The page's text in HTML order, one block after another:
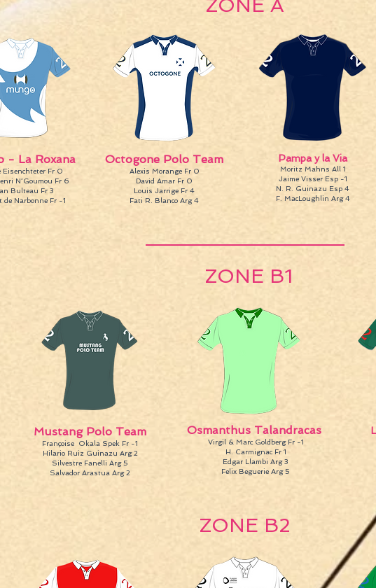
ZONE A
- La Roxana
Eisenchteter Fr 0
N‘Goumou Fr 6
Bulteau Fr 3
de Narbonne Fr -1
Octogone Polo Team
Alexis Morange Fr 0
David Amar Fr 0
Louis Jarrige Fr 4
Fati R. Blanco Arg 4
Pampa y la Via
Moritz Mahns All 1
Jaime Visser Esp -1
N. R. Guinazu Esp 4
F. MacLoughlin Arg 4
ZONE B1
Mustang Polo Team
Françoise Okala Spek Fr -1
Hilario Ruiz Guinazu Arg 2
Silvestre Fanelli Arg 5
Salvador Arastua Arg 2
Osmanthus Talandracas
Virgil & Marc Goldberg Fr -1
H. Carmignac Fr 1
Edgar Llambi Arg 3
Felix Beguerie Arg 5
ZONE B2